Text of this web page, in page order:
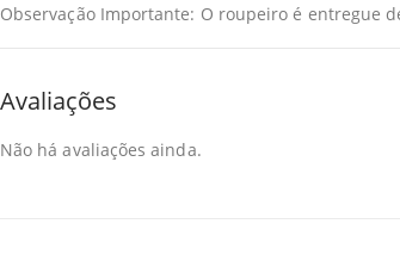
Observação Importante: O roupeiro é entregue
Avaliações
Não há avaliações ainda.